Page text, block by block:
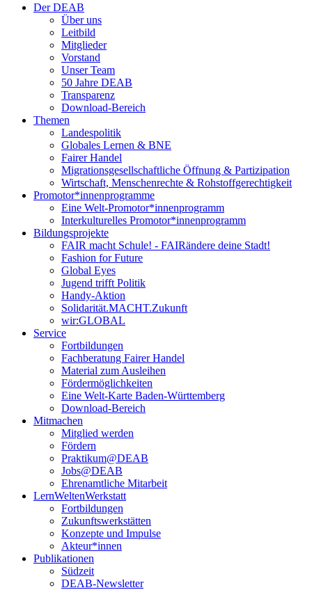
Der DEAB
Über uns
Leitbild
Mitglieder
Vorstand
Unser Team
50 Jahre DEAB
Transparenz
Download-Bereich
Themen
Landespolitik
Globales Lernen & BNE
Fairer Handel
Migrationsgesellschaftliche Öffnung & Partizipation
Wirtschaft, Menschenrechte & Rohstoffgerechtigkeit
Promotor*innen­programme
Eine Welt-Promotor*innenprogramm
Interkulturelles Promotor*innenprogramm
Bildungsprojekte
FAIR macht Schule! - FAIRändere deine Stadt!
Fashion for Future
Global Eyes
Jugend trifft Politik
Handy-Aktion
Solidarität.MACHT.Zukunft
wir:GLOBAL
Service
Fortbildungen
Fachberatung Fairer Handel
Material zum Ausleihen
Fördermöglichkeiten
Eine Welt-Karte Baden-Württemberg
Download-Bereich
Mitmachen
Mitglied werden
Fördern
Praktikum@DEAB
Jobs@DEAB
Ehrenamtliche Mitarbeit
LernWeltenWerkstatt
Fortbildungen
Zukunftswerkstätten
Konzepte und Impulse
Akteur*innen
Publikationen
Südzeit
DEAB-Newsletter